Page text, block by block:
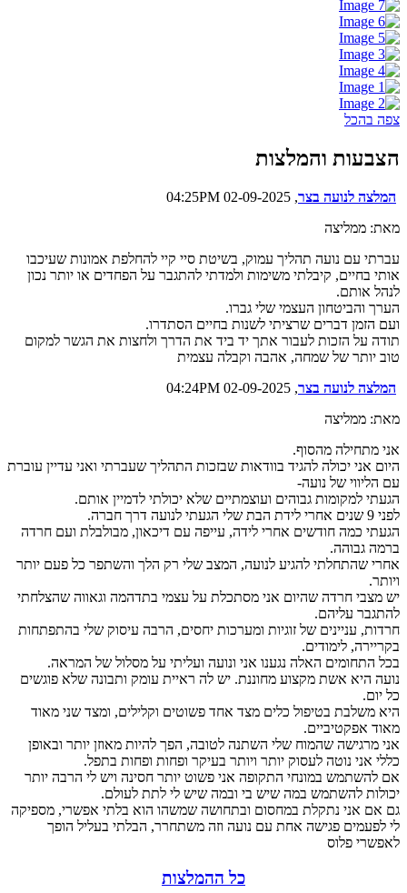
צפה בהכל
הצבעות והמלצות
המלצה לנועה בצר, 02-09-2025 04:25PM
מאת: ממליצה
עברתי עם נועה תהליך עמוק, בשיטת סיי קיי להחלפת אמונות שעיכבו
אותי בחיים, קיבלתי משימות ולמדתי להתגבר על הפחדים או יותר נכון
לנהל אותם.
הערך והביטחון העצמי שלי גברו.
ועם הזמן דברים שרציתי לשנות בחיים הסתדרו.
תודה על הזכות לעבור אתך יד ביד את הדרך ולחצות את הגשר למקום
טוב יותר של שמחה, אהבה וקבלה עצמית
המלצה לנועה בצר, 02-09-2025 04:24PM
מאת: ממליצה
אני מתחילה מהסוף.
היום אני יכולה להגיד בוודאות שבזכות התהליך שעברתי ואני עדיין עוברת
עם הליווי של נועה-
הגעתי למקומות גבוהים ועוצמתיים שלא יכולתי לדמיין אותם.
לפני 9 שנים אחרי לידת הבת שלי הגעתי לנועה דרך חברה.
הגעתי כמה חודשים אחרי לידה, עייפה עם דיכאון, מבולבלת ועם חרדה
ברמה גבוהה.
אחרי שהתחלתי להגיע לנועה, המצב שלי רק הלך והשתפר כל פעם יותר
ויותר.
יש מצבי חרדה שהיום אני מסתכלת על עצמי בתדהמה וגאווה שהצלחתי
להתגבר עליהם.
חרדות, עניינים של זוגיות ומערכות יחסים, הרבה עיסוק שלי בהתפתחות
בקריירה, לימודים.
בכל התחומים האלה נגענו אני ונועה ועליתי על מסלול של המראה.
נועה היא אשת מקצוע מחוננת. יש לה ראיית עומק ותבונה שלא פוגשים
כל יום.
היא משלבת בטיפול כלים מצד אחד פשוטים וקלילים, ומצד שני מאוד
מאוד אפקטיביים.
אני מרגישה שהמוח שלי השתנה לטובה, הפך להיות מאוזן יותר ובאופן
כללי אני נוטה לעסוק יותר ויותר בעיקר ופחות ופחות בתפל.
אם להשתמש במונחי התקופה אני פשוט יותר חסינה ויש לי הרבה יותר
יכולות להשתמש במה שיש בי ובמה שיש לי לתת לעולם.
גם אם אני נתקלת במחסום ובתחושה שמשהו הוא בלתי אפשרי, מספיקה
לי לפעמים פגישה אחת עם נועה וזה משתחרר, הבלתי בעליל הופך
לאפשרי פלוס
כל ההמלצות